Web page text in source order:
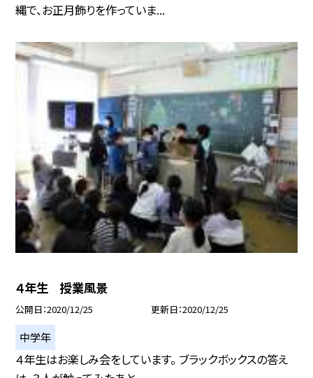
縄で、お正月飾りを作っていま...
４年生 授業風景
公開日 2020/12/25 更新日 2020/12/25
中学年
４年生はお楽しみ会をしています。 ブラックボックスの答え